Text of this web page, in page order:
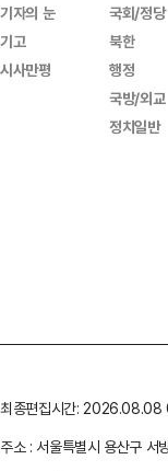
기자의 눈
기고
시사만평
국회/정당
북한
행정
국방/외교
정치일반
최종편집시간: 2026.08.08
주소 : 서울특별시 용산구